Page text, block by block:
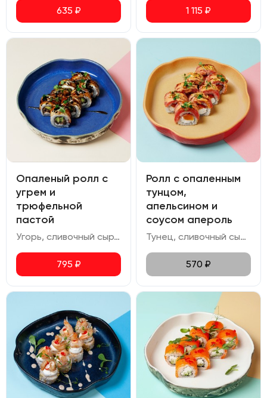
635 ₽ 1 115 ₽
Опаленый ролл с
угрем и
трюфельной
пастой
Угорь, сливочный сыр, трюфельная паста, авокадо, соус черный перец, соус унаги, икра масаго
795 ₽
Ролл с опаленным
тунцом,
апельсином и
соусом апероль
Тунец, сливочный сыр, апельсин, икра масаго, соус апероль, фисташка.
570 ₽